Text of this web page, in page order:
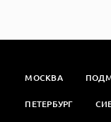
МОСКВА
ПЕТЕРБУРГ